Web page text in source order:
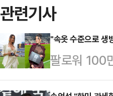
관련기사
"속옷 수준으로 생
팔로워 100
나의 과한